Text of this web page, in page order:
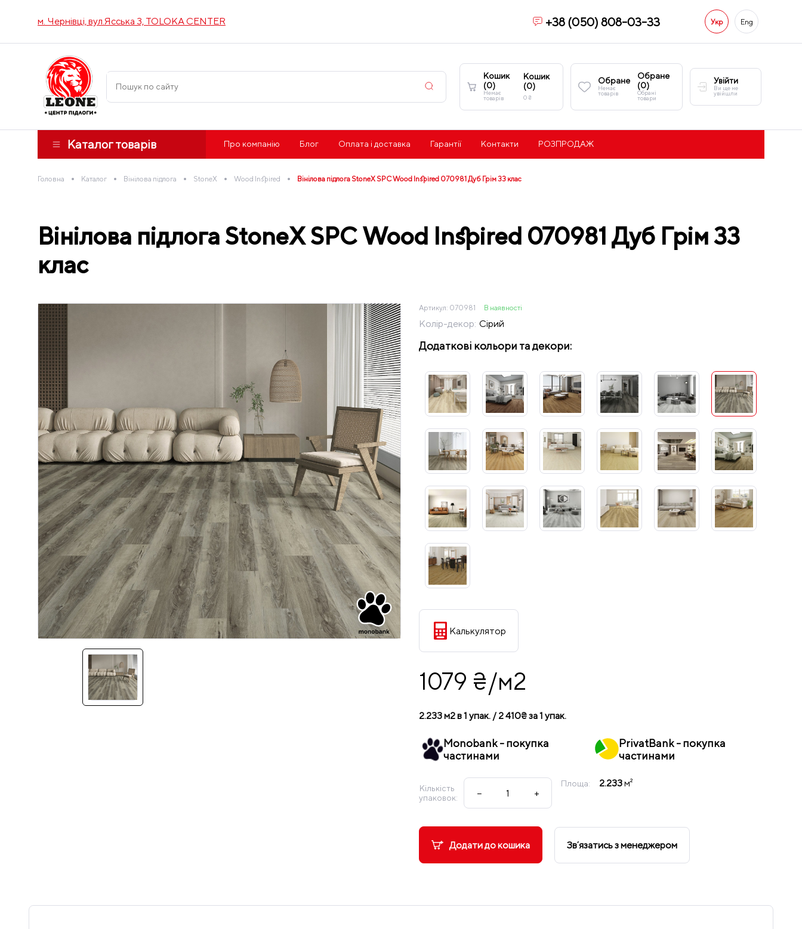
м. Чернівці, вул.Ясська 3, TOLOKA CENTER +38 (050) 808-03-33 Укр Eng
Кошик
(0)
Немає
товарів
Кошик
(0)
0₴
Обране
Немає
товарів
Обране
(0)
Обрані
товари
Увійти
Ви ще не
увійшли
Каталог товарів Про компанію Блог Оплата і доставка Гарантії Контакти РОЗПРОДАЖ
Головна • Каталог • Вінілова підлога • StoneX • Wood Inspired • Вінілова підлога StoneX SPC Wood Inspired 070981 Дуб Грім 33 клас
Вінілова підлога StoneX SPC Wood Inspired 070981 Дуб Грім 33
клас
Артикул: 070981 В наявності
Колір-декор: Сірий
Додаткові кольори та декори:
Калькулятор
1079 ₴/м2
2.233 м2 в 1 упак. / 2 410₴ за 1 упак.
Monobank - покупка
частинами
PrivatBank - покупка
частинами
Кількість
упаковок:
− +
Площа: 2.233м²
Додати до кошика Звʼязатись з менеджером